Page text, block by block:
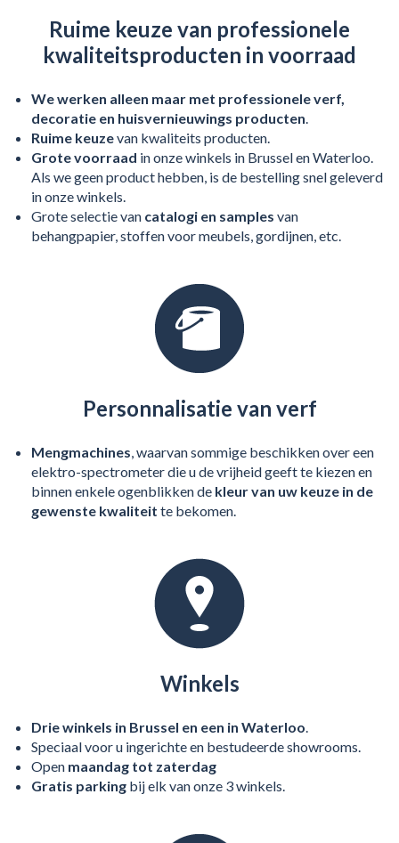
Ruime keuze van professionele
kwaliteitsproducten in voorraad
We werken alleen maar met professionele verf,
decoratie en huisvernieuwings producten.
Ruime keuzevan kwaliteits producten.
Grote voorraad in onze winkels in Brussel en Waterloo.
Als we geen product hebben, is de bestelling snel geleverd
in onze winkels.
Grote selectie van catalogi en samples van
behangpapier, stoffen voor meubels, gordijnen, etc.
Personnalisatie van verf
Mengmachines, waarvan sommige beschikken over een
elektro-spectrometer die u de vrijheid geeft te kiezen en
binnen enkele ogenblikken de kleur van uw keuze in de
gewenste kwaliteit te bekomen.
Winkels
Drie winkels in Brussel en een in Waterloo.
Speciaal voor u ingerichte en bestudeerde showrooms.
Open maandag tot zaterdag
Gratis parking bij elk van onze 3 winkels.